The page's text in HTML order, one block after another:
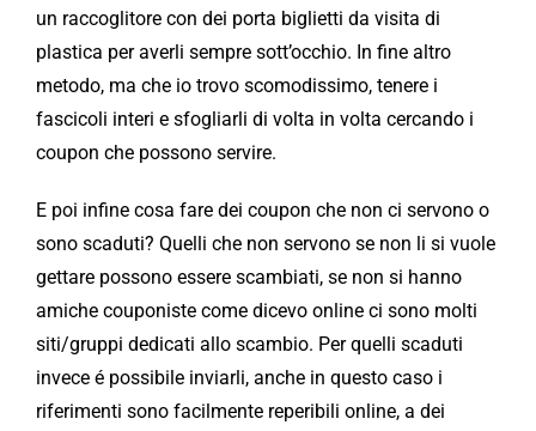
un raccoglitore con dei porta biglietti da visita di
plastica per averli sempre sott’occhio. In fine altro
metodo, ma che io trovo scomodissimo, tenere i
fascicoli interi e sfogliarli di volta in volta cercando i
coupon che possono servire.
E poi infine cosa fare dei coupon che non ci servono o
sono scaduti? Quelli che non servono se non li si vuole
gettare possono essere scambiati, se non si hanno
amiche couponiste come dicevo online ci sono molti
siti/gruppi dedicati allo scambio. Per quelli scaduti
invece é possibile inviarli, anche in questo caso i
riferimenti sono facilmente reperibili online, a dei